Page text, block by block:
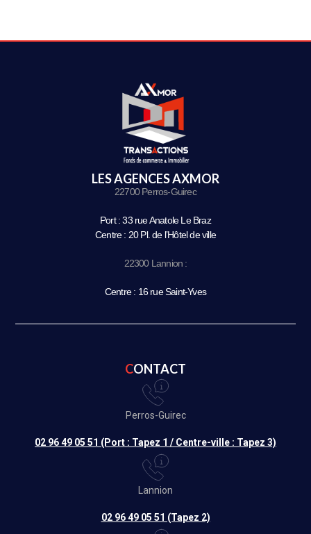
LES AGENCES AXMOR
22700 Perros-Guirec
Port : 33 rue Anatole Le Braz
Centre : 20 Pl. de l’Hôtel de ville
22300 Lannion :
Centre : 16 rue Saint-Yves
CONTACT
Perros-Guirec
02 96 49 05 51 (Port : Tapez 1 / Centre-ville : Tapez 3)
Lannion
02 96 49 05 51 (Tapez 2)